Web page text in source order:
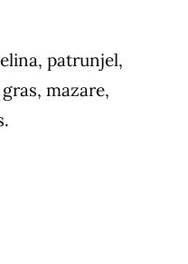
patrunjel,
mazare,